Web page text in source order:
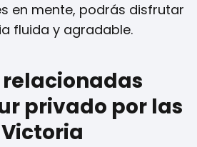
en mente, podrás disfrutar
fluida y agradable.
privado por las